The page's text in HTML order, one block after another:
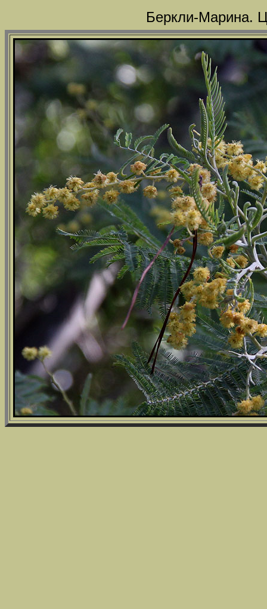
Беркли-Марина.